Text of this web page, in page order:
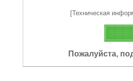
[Техническая
Пожалуйста,